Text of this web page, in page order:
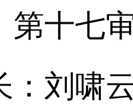
第十七
：刘啸